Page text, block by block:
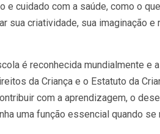
e cuidado com a saúde, como o
sua criatividade, sua imaginação
é reconhecida mundialmente e
da Criança e o Estatuto da
com a aprendizagem, o
uma função essencial quando